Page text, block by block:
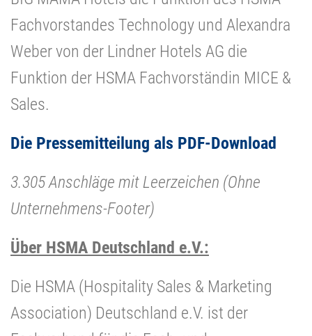
Fachvorstandes Technology und Alexandra
Weber von der Lindner Hotels AG die
Funktion der HSMA Fachvorständin MICE &
Sales.
Die Pressemitteilung als PDF-Download
3.305 Anschläge mit Leerzeichen (Ohne
Unternehmens-Footer)
Über HSMA Deutschland e.V.:
Die HSMA (Hospitality Sales & Marketing
Association) Deutschland e.V. ist der